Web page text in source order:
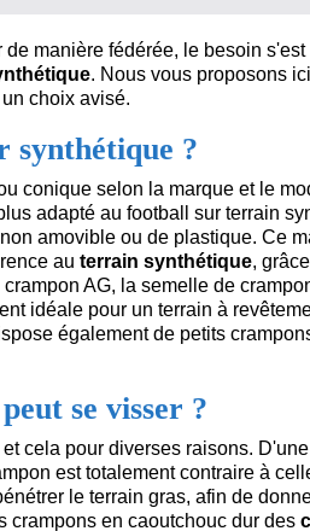
manière fédérée, le besoin
. Nous vous proposons
choix avisé.
synthétique ?
conique selon la marque et le
adapté au football sur terrain
amovible ou de plastique. Ce
au terrain synthétique,
AG, la semelle de
idéale pour un terrain à
également de petits
se visser ?
cela pour diverses raisons.
est totalement contraire à
le terrain gras, afin de
crampons en caoutchouc dur des